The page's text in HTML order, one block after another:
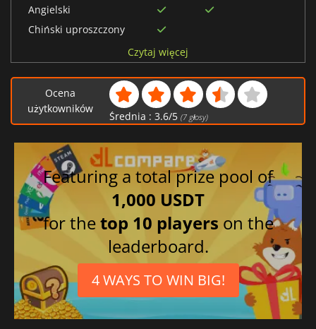
Angielski
Chiński uproszczony
Niemiecki
Francuski
Japoński
Koreański
Hiszpański
Brazylijski portugalski
Czytaj więcej
Ocena
użytkowników
Średnia : 3.6/5 (7głosy)
Featuring a total prize pool of
1,000 USDT
for thetop 10 players on the
leaderboard.
4 WAYS TO WIN BIG!